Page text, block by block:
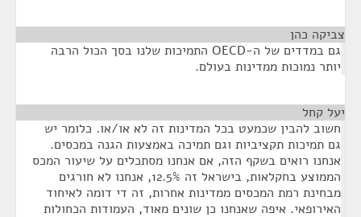
צביקה כהן
גם במדדים של ה-OECD התמיכות שלנו בסך הכול הרבה
יותר נמוכות ממדינות בעולם.
יעל קחל
חשוב להבין שכמעט בכל המדינות זה לא או/או. כלומר יש
גם תמיכות תקציביות וגם תמיכה באמצעות הגנה במכסים.
אנחנו רואים בשקף הזה, אם אנחנו מסתכלים על שיעור המכס
הממוצע בחקלאות, בישראל זה 12.5%, אנחנו לא חורגים
מבחינת רמת המכסים ממדינות אחרות, זה די דומה לאיחוד
האירופאי. איפה שאנחנו כן שונים מאוד, העמודות הכחולות